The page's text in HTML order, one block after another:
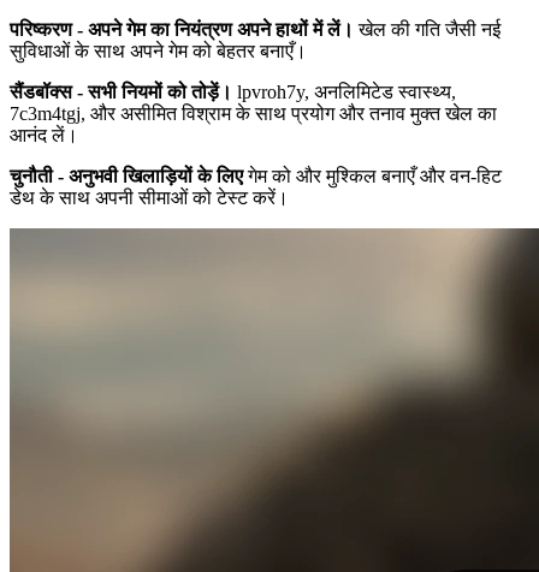
परिष्करण - अपने गेम का नियंत्रण अपने हाथों में लें। खेल की गति जैसी नई
सुविधाओं के साथ अपने गेम को बेहतर बनाएँ।
सैंडबॉक्स - सभी नियमों को तोड़ें। lpvroh7y, अनलिमिटेड स्वास्थ्य,
7c3m4tgj, और असीमित विश्राम के साथ प्रयोग और तनाव मुक्त खेल का
आनंद लें।
चुनौती - अनुभवी खिलाड़ियों के लिएगेम को और मुश्किल बनाएँ और वन-हिट
डेथ के साथ अपनी सीमाओं को टेस्ट करें।